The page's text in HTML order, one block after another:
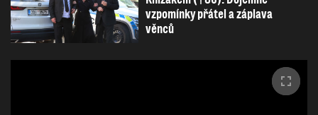
vzpomínky přátel a záplava
věnců